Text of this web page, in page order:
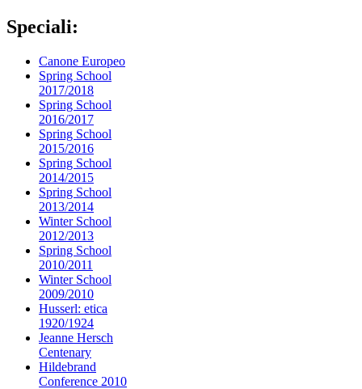
Speciali:
Canone Europeo
Spring School
2017/2018
Spring School
2016/2017
Spring School
2015/2016
Spring School
2014/2015
Spring School
2013/2014
Winter School
2012/2013
Spring School
2010/2011
Winter School
2009/2010
Husserl: etica
1920/1924
Jeanne Hersch
Centenary
Hildebrand
Conference 2010